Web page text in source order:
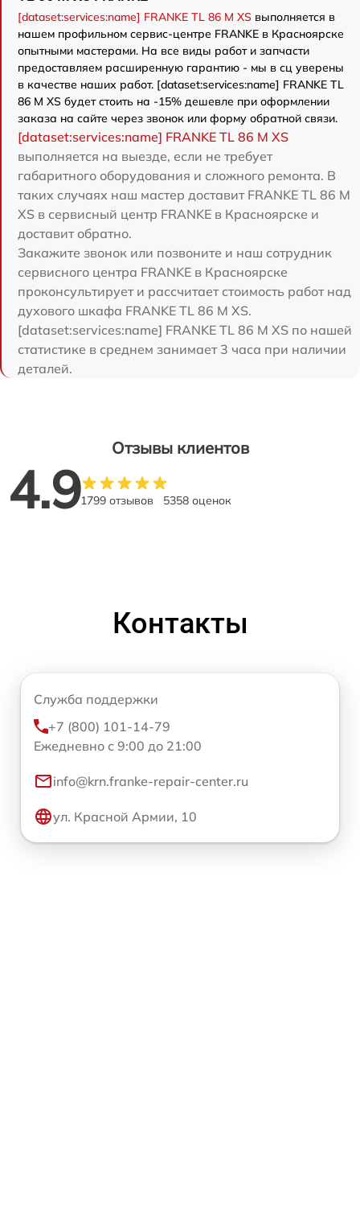
[dataset:services:name] FRANKE TL 86 M XS выполняется в
нашем профильном сервис-центре FRANKE в Красноярске
опытными мастерами. На все виды работ и запчасти
предоставляем расширенную гарантию - мы в сц уверены
в качестве наших работ. [dataset:services:name] FRANKE TL
86 M XS будет стоить на -15% дешевле при оформлении
заказа на сайте через звонок или форму обратной связи.
[dataset:services:name] FRANKE TL 86 M XS
выполняется на выезде, если не требует
габаритного оборудования и сложного ремонта. В
таких случаях наш мастер доставит FRANKE TL 86 M
XS в сервисный центр FRANKE в Красноярске и
доставит обратно.
Закажите звонок или позвоните и наш сотрудник
сервисного центра FRANKE в Красноярске
проконсультирует и рассчитает стоимость работ над
духового шкафа FRANKE TL 86 M XS.
[dataset:services:name] FRANKE TL 86 M XS по нашей
статистике в среднем занимает 3 часа при наличии
деталей.
Отзывы клиентов
4.91799 отзывов 5358 оценок
Контакты
Служба поддержки
+7 (800) 101-14-79
Ежедневно с 9:00 до 21:00
info@krn.franke-repair-center.ru
ул. Красной Армии, 10